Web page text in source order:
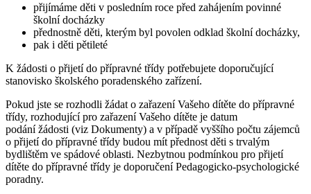
přijímáme děti v posledním roce před zahájením povinné
školní docházky
přednostně děti, kterým byl povolen odklad školní docházky,
pak i děti pětileté
K žádosti o přijetí do přípravné třídy potřebujete doporučující
stanovisko školského poradenského zařízení.
Pokud jste se rozhodli žádat o zařazení Vašeho dítěte do přípravné
třídy, rozhodující pro zařazení Vašeho dítěte je datum
podání žádosti (viz Dokumenty) a v případě vyššího počtu zájemců
o přijetí do přípravné třídy budou mít přednost děti s trvalým
bydlištěm ve spádové oblasti. Nezbytnou podmínkou pro přijetí
dítěte do přípravné třídy je doporučení Pedagogicko-psychologické
poradny.